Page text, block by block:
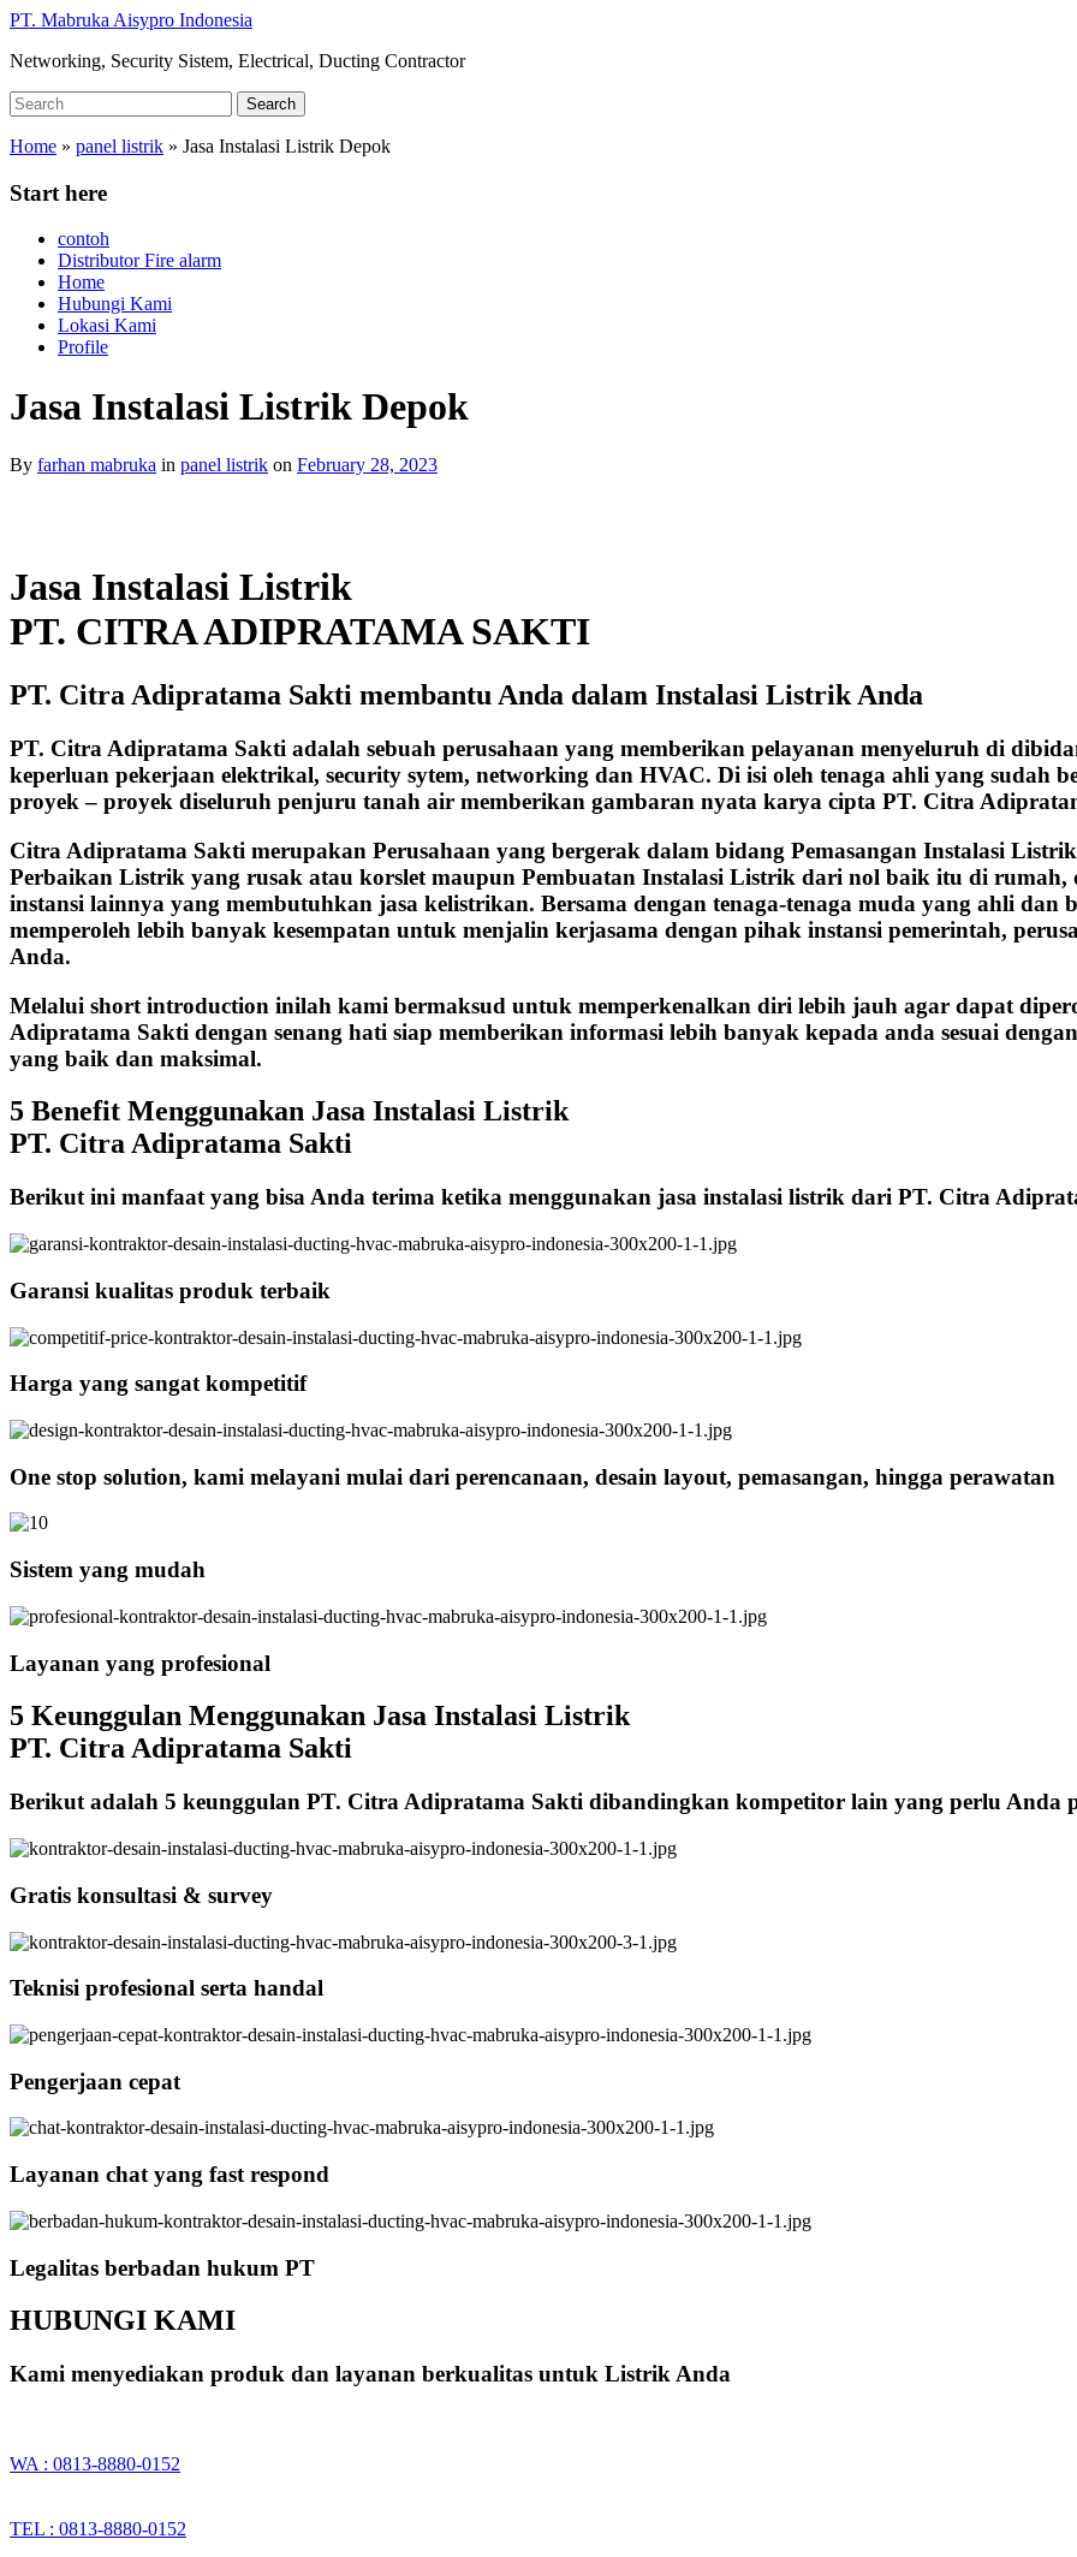
Skip
main
PT. Mabruka Aisypro Indonesia
Networking, Security Sistem, Electrical, Ducting Contractor
Search
for:
Search
Home » panel listrik » Jasa Instalasi Listrik Depok
Start here
contoh
Distributor Fire alarm
Home
Hubungi Kami
Lokasi Kami
Profile
Jasa Instalasi Listrik Depok
By farhan mabruka in panel listrik on February 28, 2023
Jasa Instalasi Listrik
PT. CITRA ADIPRATAMA SAKTI
PT. Citra Adipratama Sakti membantu Anda dalam Instalasi Listrik Anda
PT. Citra Adipratama Sakti adalah sebuah perusahaan yang memberikan pelayanan menyeluruh di
keperluan pekerjaan elektrikal, security sytem, networking dan HVAC. Di isi oleh tenaga ahli yang sudah
proyek – proyek diseluruh penjuru tanah air memberikan gambaran nyata karya cipta PT. Citra
Citra Adipratama Sakti merupakan Perusahaan yang bergerak dalam bidang Pemasangan Instalasi
Perbaikan Listrik yang rusak atau korslet maupun Pembuatan Instalasi Listrik dari nol baik itu di
instansi lainnya yang membutuhkan jasa kelistrikan. Bersama dengan tenaga-tenaga muda yang ahli
memperoleh lebih banyak kesempatan untuk menjalin kerjasama dengan pihak instansi pemerintah,
Anda.
Melalui short introduction inilah kami bermaksud untuk memperkenalkan diri lebih jauh agar dapat
Adipratama Sakti dengan senang hati siap memberikan informasi lebih banyak kepada anda sesuai
yang baik dan maksimal.
5 Benefit Menggunakan Jasa Instalasi Listrik
PT. Citra Adipratama Sakti
Berikut ini manfaat yang bisa Anda terima ketika menggunakan jasa instalasi listrik dari PT. Citra
Garansi kualitas produk terbaik
Harga yang sangat kompetitif
One stop solution, kami melayani mulai dari perencanaan, desain layout, pemasangan, hingga perawatan
Sistem yang mudah
Layanan yang profesional
5 Keunggulan Menggunakan Jasa Instalasi Listrik
PT. Citra Adipratama Sakti
Berikut adalah 5 keunggulan PT. Citra Adipratama Sakti dibandingkan kompetitor lain yang perlu Anda
Gratis konsultasi & survey
Teknisi profesional serta handal
Pengerjaan cepat
Layanan chat yang fast respond
Legalitas berbadan hukum PT
HUBUNGI KAMI
Kami menyediakan produk dan layanan berkualitas untuk Listrik Anda
WA : 0813-8880-0152
TEL : 0813-8880-0152